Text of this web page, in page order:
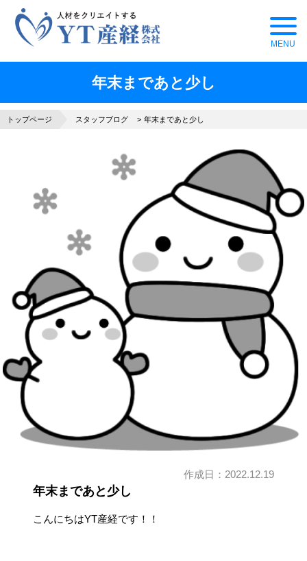
年末まであと少し
トップページ スタッフブログ 年末まであと少し
作成日： 2022.12.19
年末まであと少し
こんにちはYT産経です！！